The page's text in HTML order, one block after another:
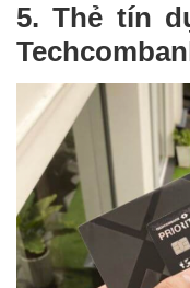
5. Thẻ tín